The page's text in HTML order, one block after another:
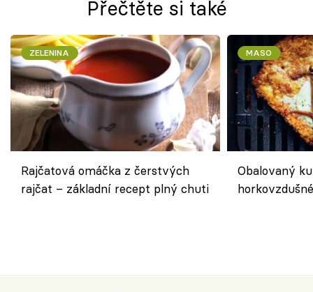
Přečtěte si také
ZELENINA
Rajčatová omáčka z čerstvých
rajčat – základní recept plný chuti
MASO
Obalovaný